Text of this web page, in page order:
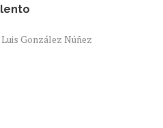
González Núñez